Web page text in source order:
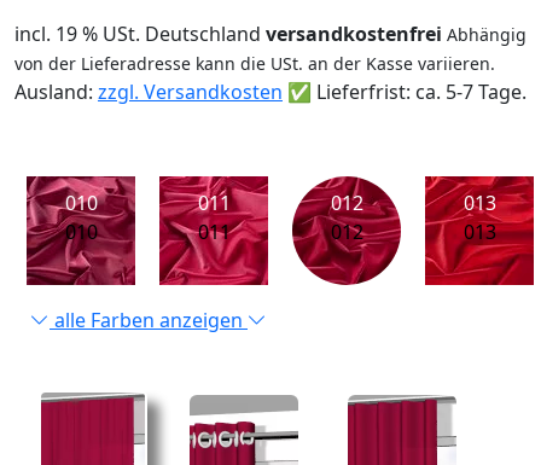
incl. 19 % USt. Deutschland versandkostenfrei Abhängig
von der Lieferadresse kann die USt. an der Kasse variieren.
Ausland: zzgl. Versandkosten ✅ Lieferfrist: ca. 5-7 Tage.
010
010
011
011
012
012
013
013
alle Farben anzeigen